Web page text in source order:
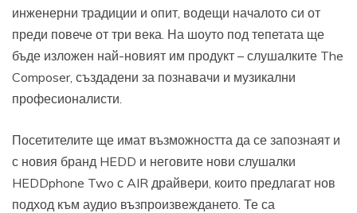
инженерни традиции и опит, водещи началото си от
преди повече от три века. На шоуто под тепетата ще
бъде изложен най-новият им продукт – слушалките The
Composer, създадени за познавачи и музикални
професионалисти.
Посетителите ще имат възможността да се запознаят и
с новия бранд HEDD и неговите нови слушалки
HEDDphone Two с AIR драйвери, които предлагат нов
подход към аудио възпроизвеждането. Те са